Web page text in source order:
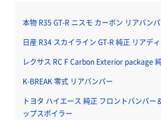
本物 R35 GT-R ニスモ カーボン リアバン
日産 R34 スカイライン GT-R 純正 リアデ
レクサス RC F Carbon Exterior package
K-BREAK 零式 リアバンパー
トヨタ ハイエース 純正 フロントバンパー
ップスポイラー